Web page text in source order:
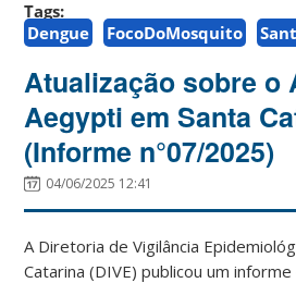
Tags:
Dengue
FocoDoMosquito
Atualização sobre o
Aegypti em Santa
(Informe n°07/2025)
04/06/2025 12:41
A Diretoria de Vigilância
Catarina (DIVE) publicou um